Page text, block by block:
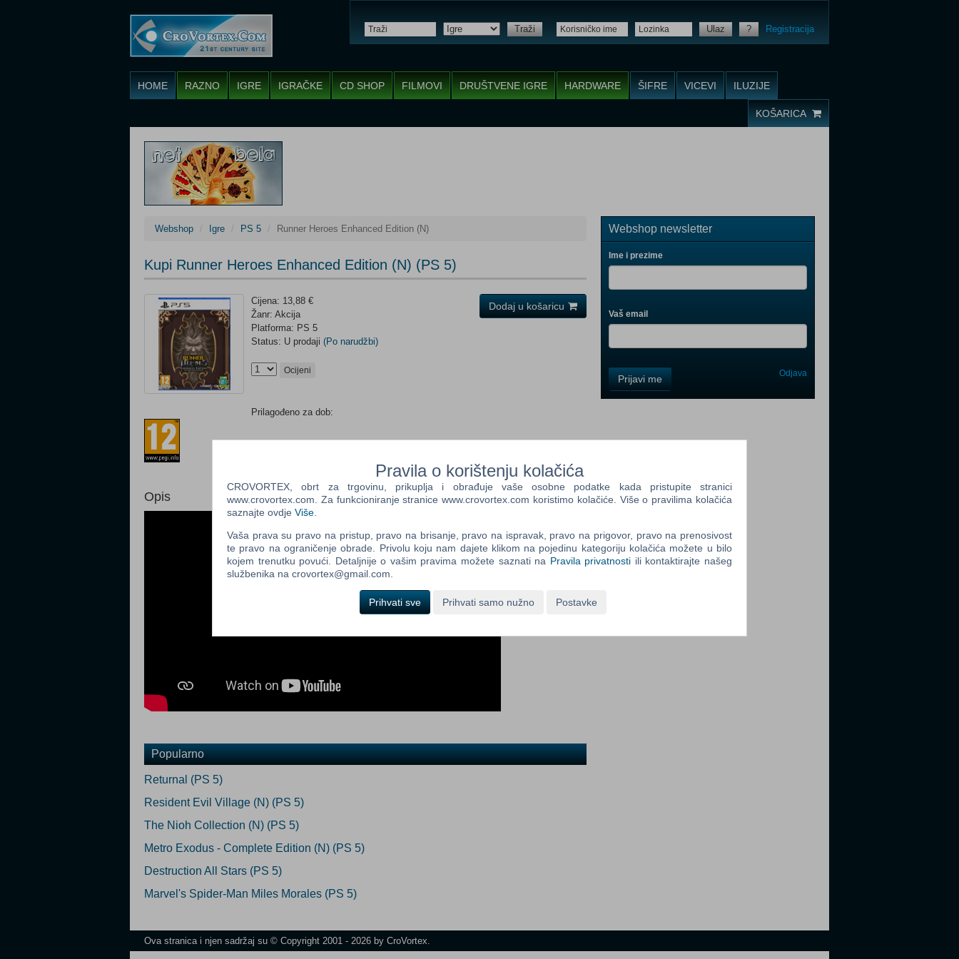
Traži Ulaz ? Registracija
HOME RAZNO IGRE IGRAČKE CD SHOP FILMOVI DRUŠTVENE IGRE HARDWARE ŠIFRE VICEVI ILUZIJE
KOŠARICA
Webshop Igre PS 5 Runner Heroes Enhanced Edition (N)
Kupi Runner Heroes Enhanced Edition (N) (PS 5)
Cijena: 13,88 €
Žanr: Akcija
Platforma: PS 5
Status: U prodaji (Po narudžbi)
Ocijeni
Prilagođeno za dob:
Opis
Dodaj u košaricu
Popularno
Returnal (PS 5)
Resident Evil Village (N) (PS 5)
The Nioh Collection (N) (PS 5)
Metro Exodus - Complete Edition (N) (PS 5)
Destruction All Stars (PS 5)
Marvel's Spider-Man Miles Morales (PS 5)
Webshop newsletter
Ime i prezime
Vaš email
Field
One
Field
Two
Newsletter
Control
Prijavi me Odjava
Ova stranica i njen sadržaj su © Copyright 2001 - 2026 by CroVortex.
Pravila o korištenju kolačića
CROVORTEX, obrt za trgovinu, prikuplja i obrađuje vaše osobne podatke kada pristupite stranici
www.crovortex.com. Za funkcioniranje stranice www.crovortex.com koristimo kolačiće. Više o pravilima kolačića
saznajte ovdje Više
Vaša prava su pravo na pristup, pravo na brisanje, pravo na ispravak, pravo na prigovor, pravo na prenosivost
te pravo na ograničenje obrade. Privolu koju nam dajete klikom na pojedinu kategoriju kolačića možete u bilo
kojem trenutku povući. Detaljnije o vašim pravima možete saznati na Pravila privatnosti ili kontaktirajte našeg
službenika na crovortex@gmail.com.
Prihvati sve Prihvati samo nužno Postavke